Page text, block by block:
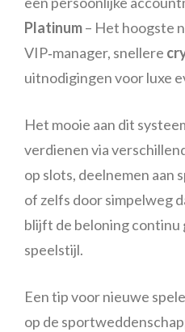
Platinum– Het hoogste
VIP‑manager, snellere
uitnodigingen voor luxe
Het mooie aan dit
verdienen via
op slots, deelnemen aan
of zelfs door simpelweg
blijft de beloning continu
speelstijl.
Een tip voor nieuwe
op de